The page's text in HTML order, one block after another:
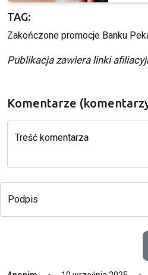
TAG:
Zakończone promocje Banku
Publikacja zawiera linki
Komentarze
Treść komentarza
Podpis